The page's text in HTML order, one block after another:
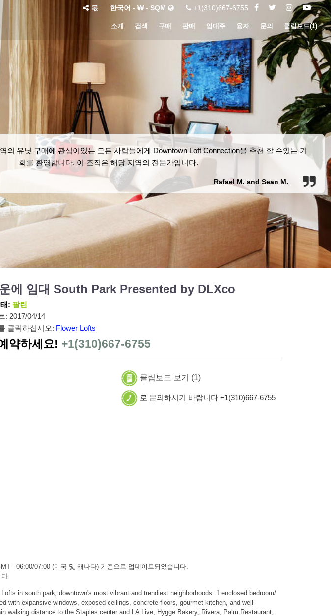
몫 한국어 - ₩ - SQM +1(310)667-6755
소개 검색 구매 판매 임대주 융자 문의 클립보드(1)
의 유닛 구매에 관심이있는 모든 사람들에게 Downtown Loft Connection을 추천 할 수있는 기
회를 환영합니다. 이 조직은 해당 지역의 전문가입니다.
Rafael M. and Sean M.
에 임대 South Park Presented by DLXco
: 팔린
: 2017/04/14
클릭하십시오: Flower Lofts
약하세요! +1(310)667-6755
클립보드 보기 (1)
로 문의하시기 바랍니다 +1(310)667-6755
- 06:00/07:00 (미국 및 캐나다) 기준으로 업데이트되었습니다.
.
in south park, downtown's most vibrant and trendiest neighborhoods. 1 enclosed bedroom/
with expansive windows, exposed ceilings, concrete floors, gourmet kitchen, and well
walking distance to the Staples center and LA Live, Hygge Bakery, Rivera, Palm Restaurant,